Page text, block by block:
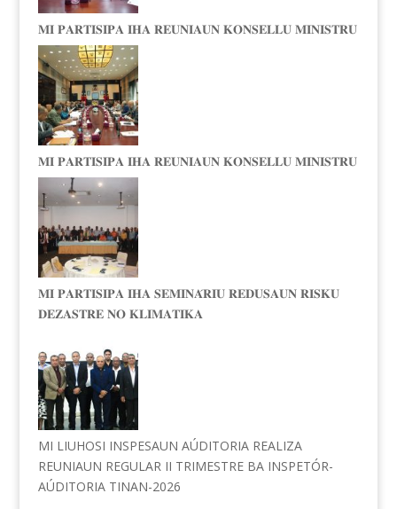
𝐌𝐈 𝐏𝐀𝐑𝐓𝐈𝐒𝐈𝐏𝐀 𝐈𝐇𝐀 𝐑𝐄𝐔𝐍𝐈𝐀𝐔𝐍 𝐊𝐎𝐍𝐒𝐄𝐋𝐋𝐔 𝐌𝐈𝐍𝐈𝐒𝐓𝐑𝐔
𝐌𝐈 𝐏𝐀𝐑𝐓𝐈𝐒𝐈𝐏𝐀 𝐈𝐇𝐀 𝐑𝐄𝐔𝐍𝐈𝐀𝐔𝐍 𝐊𝐎𝐍𝐒𝐄𝐋𝐋𝐔 𝐌𝐈𝐍𝐈𝐒𝐓𝐑𝐔
𝐌𝐈 𝐏𝐀𝐑𝐓𝐈𝐒𝐈𝐏𝐀 𝐈𝐇𝐀 𝐒𝐄𝐌𝐈𝐍𝐀́𝐑𝐈𝐔 𝐑𝐄𝐃𝐔𝐒𝐀𝐔𝐍 𝐑𝐈𝐒𝐊𝐔
𝐃𝐄𝐙𝐀𝐒𝐓𝐑𝐄 𝐍𝐎 𝐊𝐋𝐈𝐌𝐀𝐓𝐈𝐊𝐀
MI LIUHOSI INSPESAUN AÚDITORIA REALIZA
REUNIAUN REGULAR II TRIMESTRE BA INSPETÓR-
AÚDITORIA TINAN-2026